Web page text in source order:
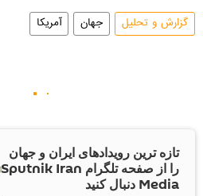
گزارش و تحلیل جهان آمریکا
تازه ترین رویدادهای ایران و جهان
را از صفحه تلگرام Sputnik Iran
Media دنبال کنید